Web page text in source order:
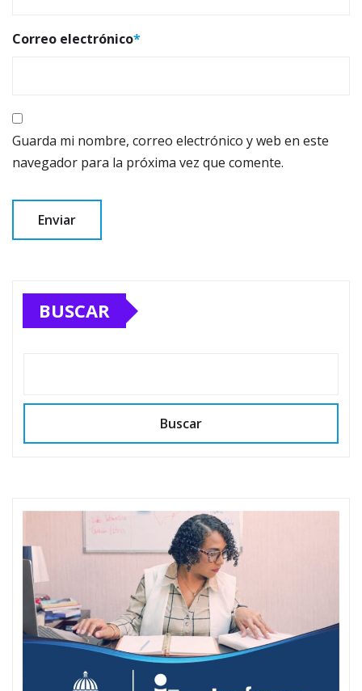
Correo electrónico*
Guarda mi nombre, correo electrónico y web en este
navegador para la próxima vez que comente.
BUSCAR
Buscar